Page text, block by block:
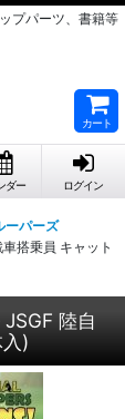
プパーツ、書籍等
カート
ダー ログイン
ーパーズ
搭乗員 キャット
陸自
)